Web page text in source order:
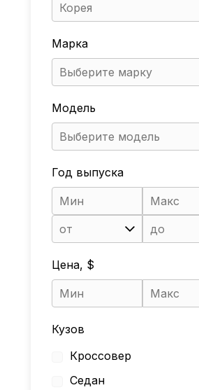
Корея
Марка
Выберите марку
Модель
Выберите модель
Год выпуска
от до
Цена, $
Кузов
Кроссовер
Седан